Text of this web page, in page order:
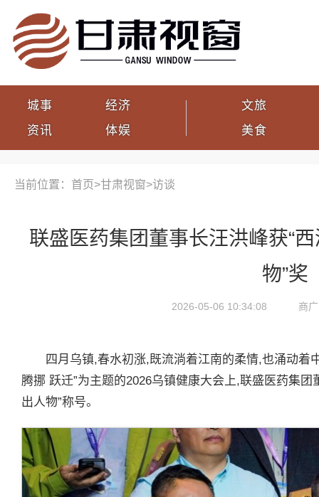
城事
资讯
经济
体娱
文旅
美食
当前位置：首页>甘肃视窗>访谈
联盛医药集团董事长汪洪峰获“
物”奖
2026-05-06 10:34:08 商
四月乌镇,春水初涨,既流淌着江南的柔情,也涌动着
腾挪 跃迁”为主题的2026乌镇健康大会上,联盛医药集
出人物”称号。